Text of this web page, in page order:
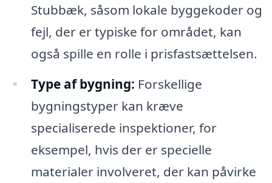
Stubbæk, såsom lokale byggekoder og
fejl, der er typiske for området, kan
også spille en rolle i prisfastsættelsen.
Type af bygning: Forskellige
bygningstyper kan kræve
specialiserede inspektioner, for
eksempel, hvis der er specielle
materialer involveret, der kan påvirke